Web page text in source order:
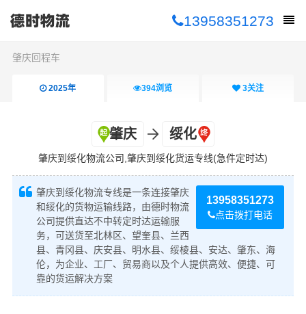
13958351273
肇庆回程车
2025年 394浏览 3关注
肇庆 绥化
肇庆到绥化物流公司,肇庆到绥化货运专线(急件定时达)
13958351273
点击拨打电话
肇庆到绥化物流专线是一条连接肇庆
和绥化的货物运输线路，由德时物流
公司提供直达不中转定时达运输服
务，可送货至北林区、望奎县、兰西
县、青冈县、庆安县、明水县、绥棱县、安达、肇东、海
伦，为企业、工厂、贸易商以及个人提供高效、便捷、可
靠的货运解决方案